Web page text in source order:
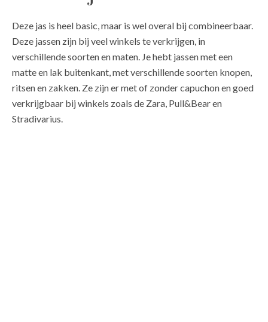
Deze jas is heel basic, maar is wel overal bij combineerbaar.
Deze jassen zijn bij veel winkels te verkrijgen, in
verschillende soorten en maten. Je hebt jassen met een
matte en lak buitenkant, met verschillende soorten knopen,
ritsen en zakken. Ze zijn er met of zonder capuchon en goed
verkrijgbaar bij winkels zoals de Zara, Pull&Bear en
Stradivarius.